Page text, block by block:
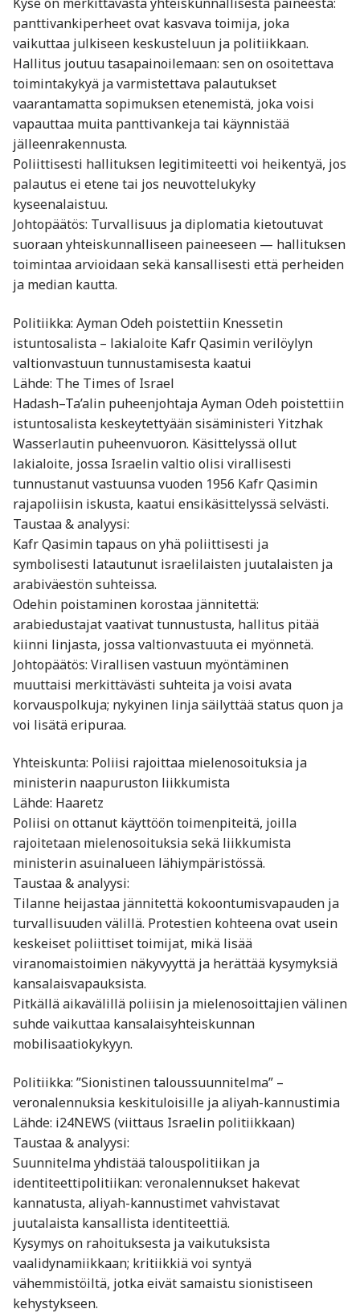
panttivankiperheet ovat kasvava toimija, joka
vaikuttaa julkiseen keskusteluun ja politiikkaan.
Hallitus joutuu tasapainoilemaan: sen on osoitettava
toimintakykyä ja varmistettava palautukset
vaarantamatta sopimuksen etenemistä, joka voisi
vapauttaa muita panttivankeja tai käynnistää
jälleenrakennusta.
Poliittisesti hallituksen legitimiteetti voi heikentyä, jos
palautus ei etene tai jos neuvottelukyky
kyseenalaistuu.
Johtopäätös: Turvallisuus ja diplomatia kietoutuvat
suoraan yhteiskunnalliseen paineeseen — hallituksen
toimintaa arvioidaan sekä kansallisesti että perheiden
ja median kautta.
Politiikka: Ayman Odeh poistettiin Knessetin
istuntosalista – lakialoite Kafr Qasimin verilöylyn
valtionvastuun tunnustamisesta kaatui
Lähde: The Times of Israel
Hadash–Ta’alin puheenjohtaja Ayman Odeh poistettiin
istuntosalista keskeytettyään sisäministeri Yitzhak
Wasserlautin puheenvuoron. Käsittelyssä ollut
lakialoite, jossa Israelin valtio olisi virallisesti
tunnustanut vastuunsa vuoden 1956 Kafr Qasimin
rajapoliisin iskusta, kaatui ensikäsittelyssä selvästi.
Taustaa & analyysi:
Kafr Qasimin tapaus on yhä poliittisesti ja
symbolisesti latautunut israelilaisten juutalaisten ja
arabiväestön suhteissa.
Odehin poistaminen korostaa jännitettä:
arabiedustajat vaativat tunnustusta, hallitus pitää
kiinni linjasta, jossa valtionvastuuta ei myönnetä.
Johtopäätös: Virallisen vastuun myöntäminen
muuttaisi merkittävästi suhteita ja voisi avata
korvauspolkuja; nykyinen linja säilyttää status quon ja
voi lisätä eripuraa.
Yhteiskunta: Poliisi rajoittaa mielenosoituksia ja
ministerin naapuruston liikkumista
Lähde: Haaretz
Poliisi on ottanut käyttöön toimenpiteitä, joilla
rajoitetaan mielenosoituksia sekä liikkumista
ministerin asuinalueen lähiympäristössä.
Taustaa & analyysi:
Tilanne heijastaa jännitettä kokoontumisvapauden ja
turvallisuuden välillä. Protestien kohteena ovat usein
keskeiset poliittiset toimijat, mikä lisää
viranomaistoimien näkyvyyttä ja herättää kysymyksiä
kansalaisvapauksista.
Pitkällä aikavälillä poliisin ja mielenosoittajien välinen
suhde vaikuttaa kansalaisyhteiskunnan
mobilisaatiokykyyn.
Politiikka: ”Sionistinen taloussuunnitelma” –
veronalennuksia keskituloisille ja aliyah-kannustimia
Lähde: i24NEWS (viittaus Israelin politiikkaan)
Taustaa & analyysi:
Suunnitelma yhdistää talouspolitiikan ja
identiteettipolitiikan: veronalennukset hakevat
kannatusta, aliyah-kannustimet vahvistavat
juutalaista kansallista identiteettiä.
Kysymys on rahoituksesta ja vaikutuksista
vaalidynamiikkaan; kritiikkiä voi syntyä
vähemmistöiltä, jotka eivät samaistu sionistiseen
kehystykseen.